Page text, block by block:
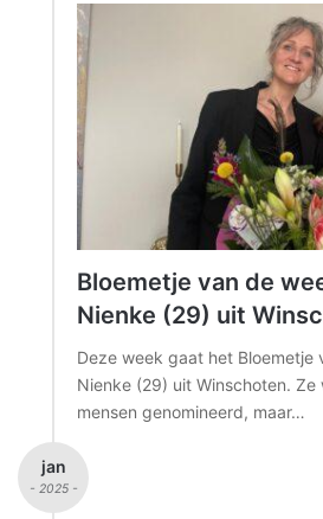
Bloemetje van de
Nienke (29) uit
Deze week gaat het Bloemetje
Nienke (29) uit Winschoten.
mensen genomineerd, maar…
jan
- 2025 -